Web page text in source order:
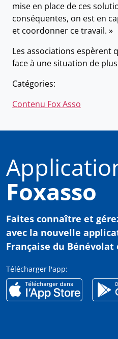
mise en place de ces
conséquentes, on est en
et coordonner ce travail. »
Les associations espèrent
face à une situation de
Catégories:
Contenu Fox Asso
Foxasso
Faites connaître et
avec la nouvelle
Française du
Télécharger l'app: